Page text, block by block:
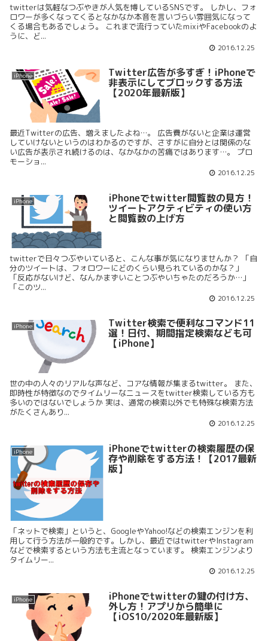
twitterは気軽なつぶやきが人気を博しているSNSです。 しかし、フォ
ロワーが多くなってくるとなかなか本音を言いづらい雰囲気になって
くる場合もあるでしょう。 これまで流行っていたmixiやFacebookのよ
うに、ど...
2016.12.25
iPhone Twitter広告が多すぎ！iPhoneで
非表示にしてブロックする方法
【2020年最新版】
最近Twitterの広告、増えましたよね…。 広告費がないと企業は運営
していけないというのはわかるのですが、さすがに自分とは関係のな
い広告が表示され続けるのは、なかなかの苦痛ではあります…。 プロ
モーショ...
2016.12.25
iPhone iPhoneでtwitter閲覧数の見方！
ツイートアクティビティの使い方
と閲覧数の上げ方
twitterで日々つぶやいていると、こんな事が気になりませんか？ 「自
分のツイートは、フォロワーにどのくらい見られているのかな？」
「反応がないけど、なんかまずいことつぶやいちゃたのだろうか…」
「このツ...
2016.12.25
iPhone Twitter検索で便利なコマンド11
選！日付、期間指定検索なども可
【iPhone】
世の中の人々のリアルな声など、コアな情報が集まるtwitter。 また、
即時性が特徴なのでタイムリーなニュースをtwitter検索している方も
多いのではないでしょうか 実は、通常の検索以外でも特殊な検索方法
がたくさんあり...
2016.12.25
iPhone iPhoneでtwitterの検索履歴の保
存や削除をする方法！【2017最新
版】
「ネットで検索」というと、GoogleやYahoo!などの検索エンジンを利
用して行う方法が一般的です。しかし、最近ではtwitterやInstagram
などで検索するという方法も主流となっています。 検索エンジンより
タイムリー...
2016.12.25
iPhone iPhoneでtwitterの鍵の付け方、
外し方！アプリから簡単に
【iOS10/2020年最新版】